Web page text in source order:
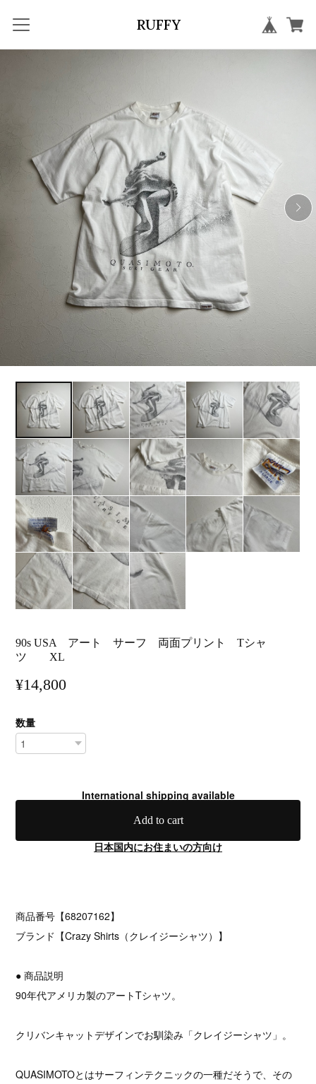
RUFFY
90s USA アート サーフ 両面プリント Tシャ
ツ XL
¥14,800
数量
International shipping available
Add to cart
日本国内にお住まいの方向け
商品番号【68207162】
ブランド【Crazy Shirts（クレイジーシャツ）】
● 商品説明
90年代アメリカ製のアートTシャツ。
クリバンキャットデザインでお馴染み「クレイジーシャツ」。
QUASIMOTOとはサーフィンテクニックの一種だそうで、その